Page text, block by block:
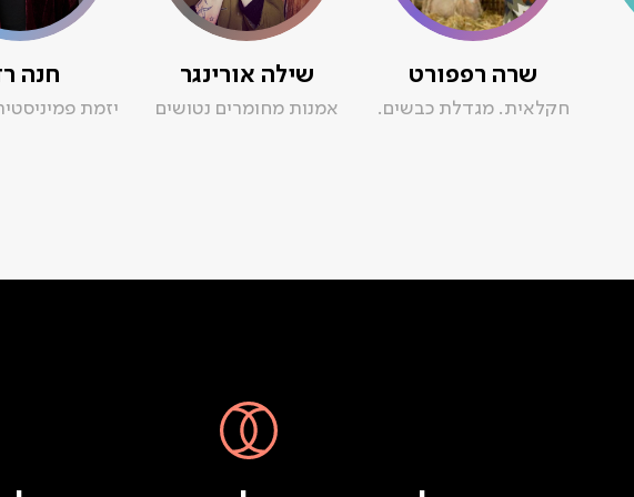
שרה רפפורט
חקלאית. מגדלת כבשים.
שילה אורינגר
אמנות מחומרים נטושים
חנה
יזמת